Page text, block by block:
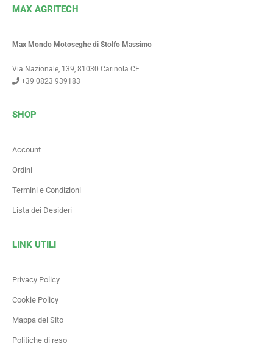
MAX AGRITECH
Max Mondo Motoseghe di Stolfo Massimo
Via Nazionale, 139, 81030 Carinola CE
+39 0823 939183
SHOP
Account
Ordini
Termini e Condizioni
Lista dei Desideri
LINK UTILI
Privacy Policy
Cookie Policy
Mappa del Sito
Politiche di reso